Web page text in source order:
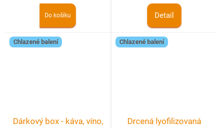
Do košíku Detail
Chlazené balení
Dárkový box - káva, víno,
Chlazené balení
Drcená lyofilizovaná